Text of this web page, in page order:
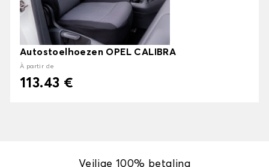
Autostoelhoezen OPEL CALIBRA
À partir de
113.43 €
Veilige 100% betaling